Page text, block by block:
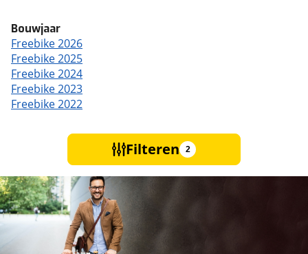
Bouwjaar
Freebike 2026
Freebike 2025
Freebike 2024
Freebike 2023
Freebike 2022
Filteren 2